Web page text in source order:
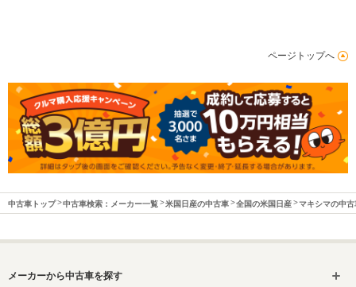
ページトップへ
中古車トップ 中古車検索：メーカー一覧 米国日産の中古車 全国の米国日産 マキシマの中古
メーカーから中古車を探す